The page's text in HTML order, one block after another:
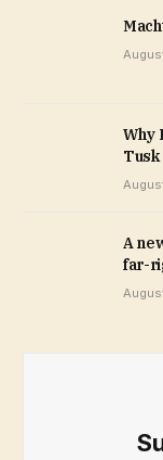
Why
Tusk
A
far-